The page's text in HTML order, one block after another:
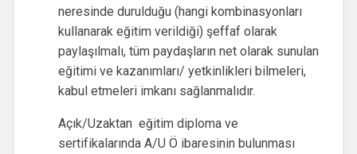
neresinde durulduğu (hangi kombinasyonları
kullanarak eğitim verildiği) şeffaf olarak
paylaşılmalı, tüm paydaşların net olarak sunulan
eğitimi ve kazanımları/ yetkinlikleri bilmeleri,
kabul etmeleri imkanı sağlanmalıdır.
Açık/Uzaktan eğitim diploma ve
sertifikalarında A/U Ö ibaresinin bulunması